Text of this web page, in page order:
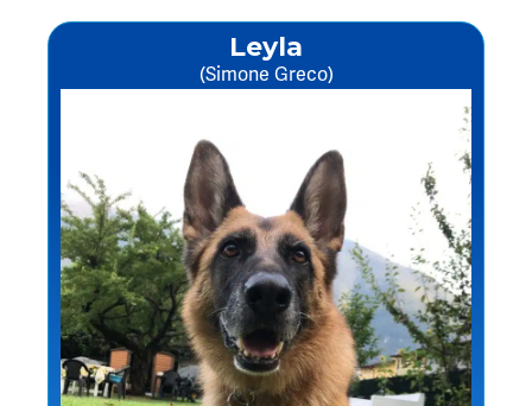
Leyla
(Simone Greco)